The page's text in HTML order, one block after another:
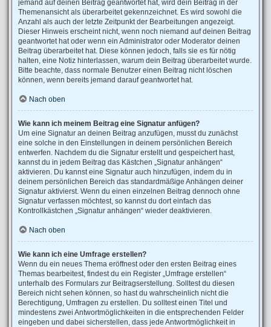
jemand auf deinen Beitrag geantwortet hat, wird dein Beitrag in der
Themenansicht als überarbeitet gekennzeichnet. Es wird sowohl die
Anzahl als auch der letzte Zeitpunkt der Bearbeitungen angezeigt.
Dieser Hinweis erscheint nicht, wenn noch niemand auf deinen Beitrag
geantwortet hat oder wenn ein Administrator oder Moderator deinen
Beitrag überarbeitet hat. Diese können jedoch, falls sie es für nötig
halten, eine Notiz hinterlassen, warum dein Beitrag überarbeitet wurde.
Bitte beachte, dass normale Benutzer einen Beitrag nicht löschen
können, wenn bereits jemand darauf geantwortet hat.
Nach oben
Wie kann ich meinem Beitrag eine Signatur anfügen?
Um eine Signatur an deinen Beitrag anzufügen, musst du zunächst
eine solche in den Einstellungen in deinem persönlichen Bereich
entwerfen. Nachdem du die Signatur erstellt und gespeichert hast,
kannst du in jedem Beitrag das Kästchen „Signatur anhängen“
aktivieren. Du kannst eine Signatur auch hinzufügen, indem du in
deinem persönlichen Bereich das standardmäßige Anhängen deiner
Signatur aktivierst. Wenn du einen einzelnen Beitrag dennoch ohne
Signatur verfassen möchtest, so kannst du dort einfach das
Kontrollkästchen „Signatur anhängen“ wieder deaktivieren.
Nach oben
Wie kann ich eine Umfrage erstellen?
Wenn du ein neues Thema eröffnest oder den ersten Beitrag eines
Themas bearbeitest, findest du ein Register „Umfrage erstellen“
unterhalb des Formulars zur Beitragserstellung. Solltest du diesen
Bereich nicht sehen können, so hast du wahrscheinlich nicht die
Berechtigung, Umfragen zu erstellen. Du solltest einen Titel und
mindestens zwei Antwortmöglichkeiten in die entsprechenden Felder
eingeben und dabei sicherstellen, dass jede Antwortmöglichkeit in